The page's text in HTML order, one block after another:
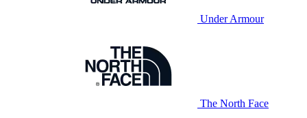
Under Armour
The North Face